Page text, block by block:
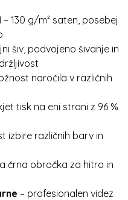
– 130 g/m² saten, posebej
šiv, podvojeno šivanje in
naročila v različnih
tisk na eni strani z 96 %
izbire različnih barv in
črna obročka za hitro in
– profesionalen videz